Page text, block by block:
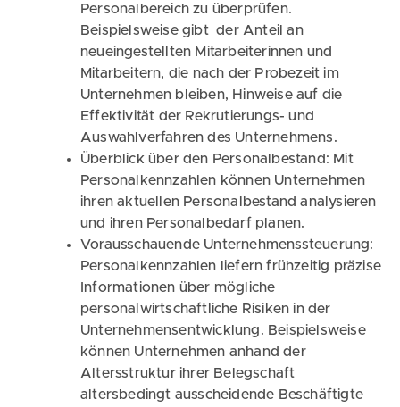
Personalbereich zu überprüfen.
Beispielsweise gibt der Anteil an
neueingestellten Mitarbeiterinnen und
Mitarbeitern, die nach der Probezeit im
Unternehmen bleiben, Hinweise auf die
Effektivität der Rekrutierungs- und
Auswahlverfahren des Unternehmens.
Überblick über den Personalbestand: Mit
Personalkennzahlen können Unternehmen
ihren aktuellen Personalbestand analysieren
und ihren Personalbedarf planen.
Vorausschauende Unternehmenssteuerung:
Personalkennzahlen liefern frühzeitig präzise
Informationen über mögliche
personalwirtschaftliche Risiken in der
Unternehmensentwicklung. Beispielsweise
können Unternehmen anhand der
Altersstruktur ihrer Belegschaft
altersbedingt ausscheidende Beschäftigte